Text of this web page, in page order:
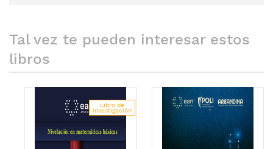
Tal vez te pueden interesar estos
libros
Libro de
investigación